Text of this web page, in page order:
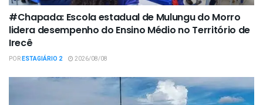
#Chapada: Escola estadual de Mulungu do Morro
lidera desempenho do Ensino Médio no Território de
Irecê
PORESTAGIÁRIO 2 2026/08/08